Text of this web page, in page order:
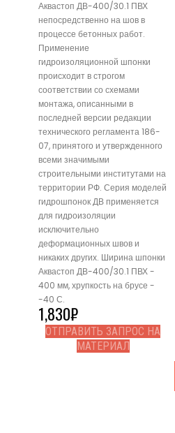
Аквастоп ДВ-400/30.1 ПВХ
непосредственно на шов в
процессе бетонных работ.
Применение
гидроизоляционной шпонки
происходит в строгом
соответствии со схемами
монтажа, описанными в
последней версии редакции
технического регламента 186-
07, принятого и утвержденного
всеми значимыми
строительными институтами на
территории РФ. Серия моделей
гидрошпонок ДВ применяется
для гидроизоляции
исключительно
деформационных швов и
никаких других. Ширина шпонки
Аквастоп ДВ-400/30.1 ПВХ -
400 мм, хрупкость на брусе -
-40 С.
1,830₽
ОТПРАВИТЬ ЗАПРОС НА
МАТЕРИАЛ